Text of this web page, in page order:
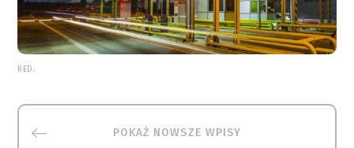
RED.
POKAŻ NOWSZE WPISY